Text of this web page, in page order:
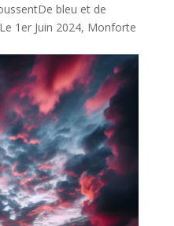
bleu et de
1er Juin 2024, Monforte